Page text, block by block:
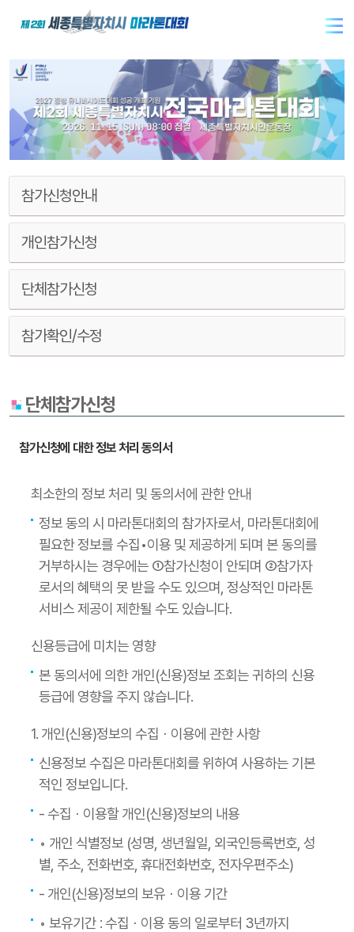
참가신청안내
개인참가신청
단체참가신청
참가확인/수정
단체참가신청
참가신청에 대한 정보 처리 동의서
최소한의 정보 처리 및 동의서에 관한 안내
정보 동의 시 마라톤대회의 참가자로서, 마라톤대회에
필요한 정보를 수집•이용 및 제공하게 되며 본 동의를
거부하시는 경우에는 ①참가신청이 안되며 ②참가자
로서의 혜택의 못 받을 수도 있으며, 정상적인 마라톤
서비스 제공이 제한될 수도 있습니다.
신용등급에 미치는 영향
본 동의서에 의한 개인(신용)정보 조회는 귀하의 신용
등급에 영향을 주지 않습니다.
1. 개인(신용)정보의 수집ㆍ이용에 관한 사항
신용정보 수집은 마라톤대회를 위하여 사용하는 기본
적인 정보입니다.
- 수집ㆍ이용할 개인(신용)정보의 내용
◦ 개인 식별정보 (성명, 생년월일, 외국인등록번호, 성
별, 주소, 전화번호, 휴대전화번호, 전자우편주소)
- 개인(신용)정보의 보유ㆍ이용 기간
◦ 보유기간 : 수집ㆍ이용 동의 일로부터 3년까지